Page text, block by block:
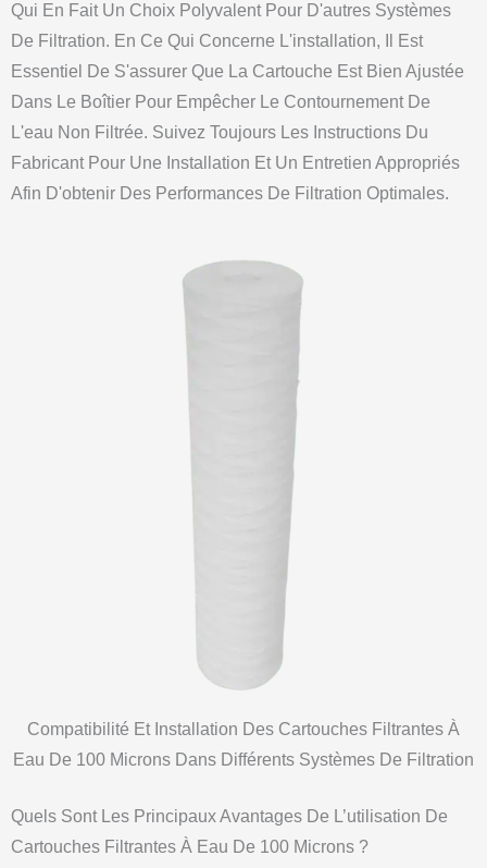
Qui En Fait Un Choix Polyvalent Pour D'autres Systèmes
De Filtration. En Ce Qui Concerne L'installation, Il Est
Essentiel De S'assurer Que La Cartouche Est Bien Ajustée
Dans Le Boîtier Pour Empêcher Le Contournement De
L'eau Non Filtrée. Suivez Toujours Les Instructions Du
Fabricant Pour Une Installation Et Un Entretien Appropriés
Afin D'obtenir Des Performances De Filtration Optimales.
Compatibilité Et Installation Des Cartouches Filtrantes À
Eau De 100 Microns Dans Différents Systèmes De Filtration
Quels Sont Les Principaux Avantages De L’utilisation De
Cartouches Filtrantes À Eau De 100 Microns ?